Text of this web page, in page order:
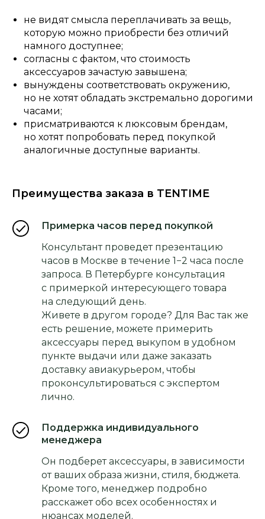
не видят смысла переплачивать за вещь,
которую можно приобрести без отличий
намного доступнее;
согласны с фактом, что стоимость
аксессуаров зачастую завышена;
вынуждены соответствовать окружению,
но не хотят обладать экстремально дорогими
часами;
присматриваются к люксовым брендам,
но хотят попробовать перед покупкой
аналогичные доступные варианты.
Преимущества заказа в TENTIME
Примерка часов перед покупкой
Консультант проведет презентацию
часов в Москве в течение 1−2 часа после
запроса. В Петербурге консультация
с примеркой интересующего товара
на следующий день.
Живете в другом городе? Для Вас так же
есть решение, можете примерить
аксессуары перед выкупом в удобном
пункте выдачи или даже заказать
доставку авиакурьером, чтобы
проконсультироваться с экспертом
лично.
Поддержка индивидуального
менеджера
Он подберет аксессуары, в зависимости
от ваших образа жизни, стиля, бюджета.
Кроме того, менеджер подробно
расскажет обо всех особенностях и
нюансах моделей.